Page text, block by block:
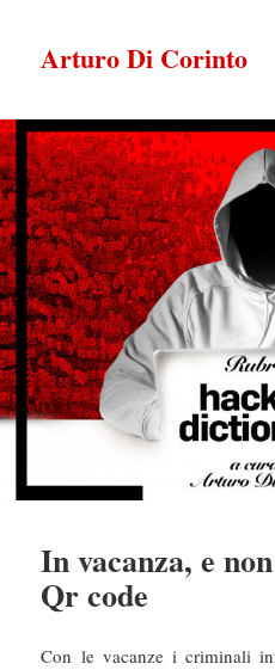
Arturo Di Corinto
In vacanza, e
Qr code
Con le vacanze i criminali